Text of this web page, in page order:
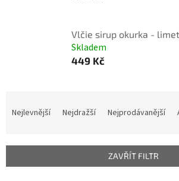
Vlčie sirup okurka -
Skladem
449 Kč
n
Nejlevnější Nejdražší Nejprodávanější
ZAVŘÍT FILTR